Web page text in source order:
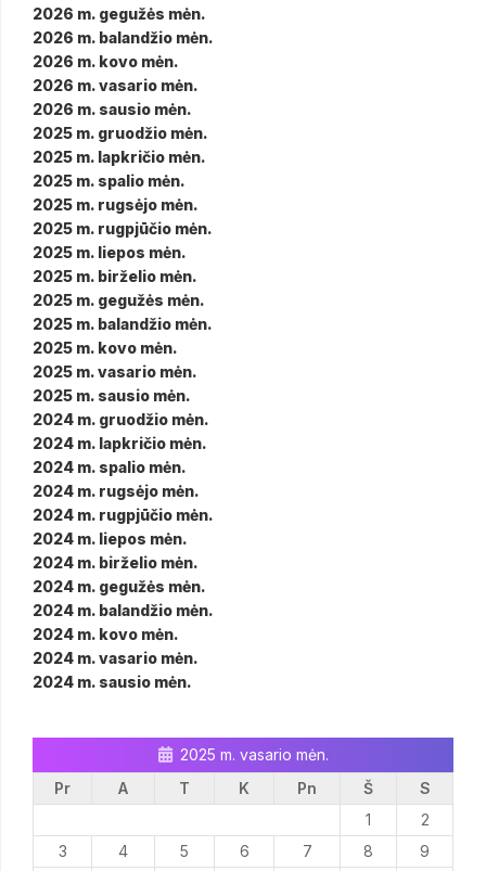
2026 m. gegužės mėn.
2026 m. balandžio mėn.
2026 m. kovo mėn.
2026 m. vasario mėn.
2026 m. sausio mėn.
2025 m. gruodžio mėn.
2025 m. lapkričio mėn.
2025 m. spalio mėn.
2025 m. rugsėjo mėn.
2025 m. rugpjūčio mėn.
2025 m. liepos mėn.
2025 m. birželio mėn.
2025 m. gegužės mėn.
2025 m. balandžio mėn.
2025 m. kovo mėn.
2025 m. vasario mėn.
2025 m. sausio mėn.
2024 m. gruodžio mėn.
2024 m. lapkričio mėn.
2024 m. spalio mėn.
2024 m. rugsėjo mėn.
2024 m. rugpjūčio mėn.
2024 m. liepos mėn.
2024 m. birželio mėn.
2024 m. gegužės mėn.
2024 m. balandžio mėn.
2024 m. kovo mėn.
2024 m. vasario mėn.
2024 m. sausio mėn.
2025 m. vasario mėn.
Pr
A T K Pn Š
S
1
2
3
4 5 6 7 8
9